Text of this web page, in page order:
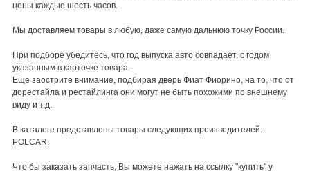
цены каждые шесть часов.
Мы доставляем товары в любую, даже самую дальнюю точку России.
При подборе убедитесь, что год выпуска авто совпадает, с годом
указанным в карточке товара.
Еще заострите внимание, подбирая дверь Фиат Фиорино, на то, что от
дорестайла и рестайлинга они могут не быть похожими по внешнему
виду и т.д.
В каталоге представлены товары следующих производителей:
POLCAR.
Что бы заказать запчасть, Вы можете нажать на ссылку "купить" у